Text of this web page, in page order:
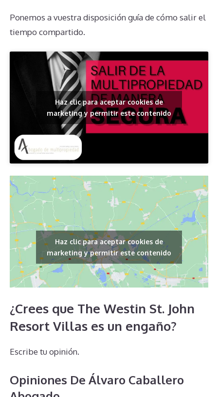
Ponemos a vuestra disposición guía de cómo salir el
tiempo compartido.
Haz clic para aceptar cookies de
marketing y permitir este contenido
Haz clic para aceptar cookies de
marketing y permitir este contenido
¿Crees que The Westin St. John
Resort Villas es un engaño?
Escribe tu opinión.
Opiniones De Álvaro Caballero